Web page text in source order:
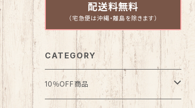
配送料無料
（宅急便は沖縄・離島を除きます）
CATEGORY
10％OFF商品